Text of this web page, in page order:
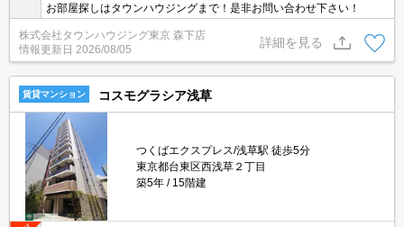
お部屋探しはタウンハウジングまで！是非お問い合わせ下さい！
株式会社タウンハウジング東京 森下店
情報更新日 2026/08/05
詳細を見る
賃貸マンション コスモグラシア浅草
つくばエクスプレス/浅草駅 徒歩5分
東京都台東区西浅草２丁目
築5年
15階建